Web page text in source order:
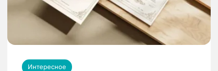
Интересное